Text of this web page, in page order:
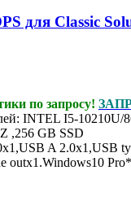
для Classic
по запросу!
INTEL I5-10210U/
,256 GB SSD
A 2.0x1,USB
outx1.Windows10